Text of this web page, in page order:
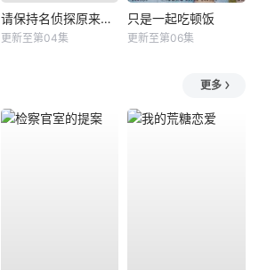
请保持名侦探原来的样子
更新至第04集
只是一起吃顿饭
更新至第06集
更多